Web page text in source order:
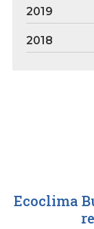
2019
2018
Ecoclima